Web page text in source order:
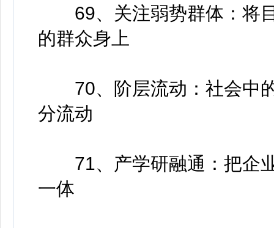
69、关注弱势群体：将目
的群众身上
70、阶层流动：社会中的
分流动
71、产学研融通：把企业
一体